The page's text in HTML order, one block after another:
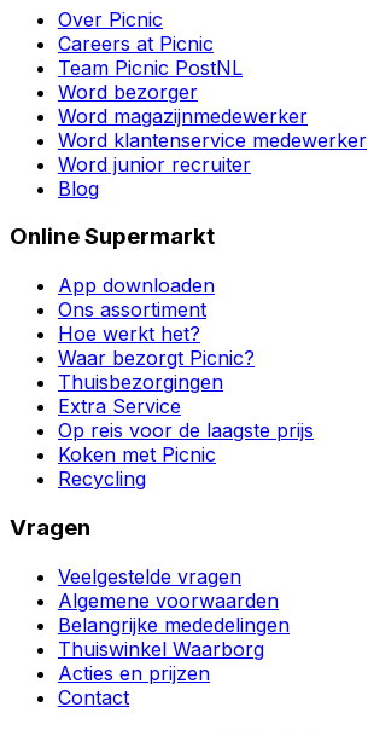
Over Picnic
Careers at Picnic
Team Picnic PostNL
Word bezorger
Word magazijnmedewerker
Word klantenservice medewerker
Word junior recruiter
Blog
Online Supermarkt
App downloaden
Ons assortiment
Hoe werkt het?
Waar bezorgt Picnic?
Thuisbezorgingen
Extra Service
Op reis voor de laagste prijs
Koken met Picnic
Recycling
Vragen
Veelgestelde vragen
Algemene voorwaarden
Belangrijke mededelingen
Thuiswinkel Waarborg
Acties en prijzen
Contact